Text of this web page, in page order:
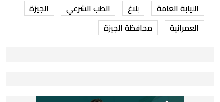
النيابة العامة بلاغ الطب الشرعي
الجيزة
العمرانية
محافظة الجيزة